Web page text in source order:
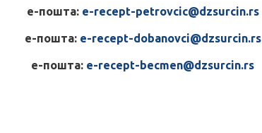
е-пошта: e-recept-petrovcic@dzsurcin.rs
е-пошта: e-recept-dobanovci@dzsurcin.rs
е-пошта: e-recept-becmen@dzsurcin.rs